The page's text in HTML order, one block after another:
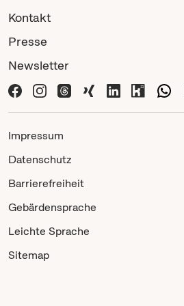
Kontakt
Presse
Newsletter
Impressum
Datenschutz
Barrierefreiheit
Gebärdensprache
Leichte Sprache
Sitemap